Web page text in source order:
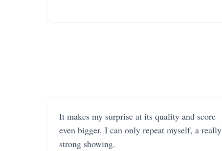
It makes my surprise at its quality and score
even bigger. I can only repeat myself, a really
strong showing.